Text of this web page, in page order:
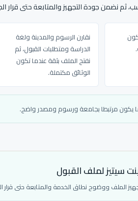
ثم نضمن جودة التجهيز والمتابعة حتى قرار
نقارن الرسوم والمدينة ولغة
الدراسة ومتطلبات القبول، ثم
نفتح الملف بثقة عندما تكون
الوثائق مكتملة.
يكون مرتبطا بجامعة ورسوم ومصدر واضح.
سيتيز لملف القبول
الملف ووضوح نطاق الخدمة والمتابعة حتى قرار